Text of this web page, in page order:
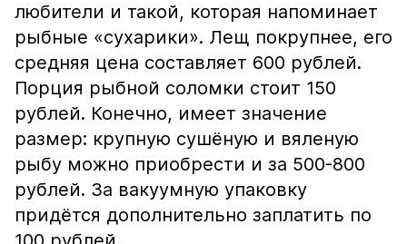
любители и такой, которая напоминает
рыбные «сухарики». Лещ покрупнее, его
средняя цена составляет 600 рублей.
Порция рыбной соломки стоит 150
рублей. Конечно, имеет значение
размер: крупную сушёную и вяленую
рыбу можно приобрести и за 500-800
рублей. За вакуумную упаковку
придётся дополнительно заплатить по